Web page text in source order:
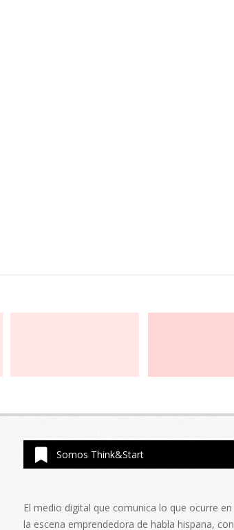
Somos Think&Start
El medio digital que comunica lo que ocurre en
la escena emprendedora de habla hispana, con